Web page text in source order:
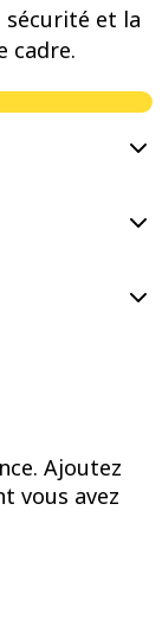
sécurité et la
cadre.
Ajoutez
vous avez